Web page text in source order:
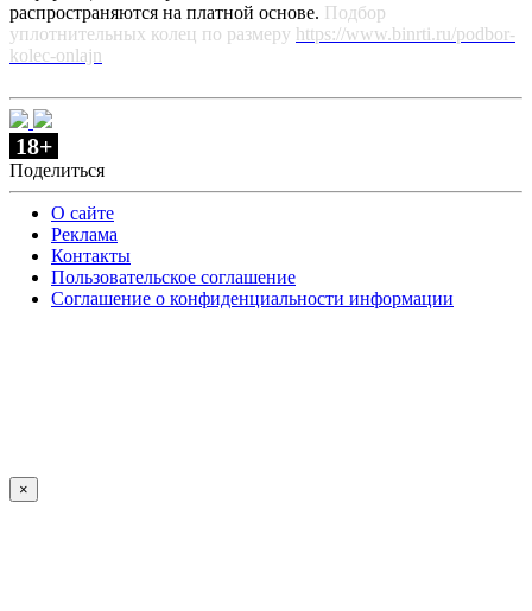
распространяются на платной основе. Подбор
уплотнительных колец по размеру https://www.binrti.ru/podbor-
kolec-onlajn
18+
Поделиться
О сайте
Реклама
Контакты
Пользовательское соглашение
Соглашение о конфиденциальности информации
×